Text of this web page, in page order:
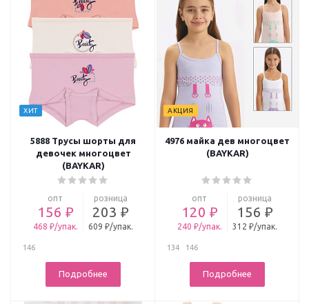
ХИТ
5888 Трусы шорты для
девочек многоцвет
(BAYKAR)
опт
156 ₽
468 ₽/упак.
розница
203 ₽
609 ₽/упак.
146
Подробнее
АКЦИЯ
4976 майка дев многоцвет
(BAYKAR)
опт
120 ₽
240 ₽/упак.
розница
156 ₽
312 ₽/упак.
134 146
Подробнее